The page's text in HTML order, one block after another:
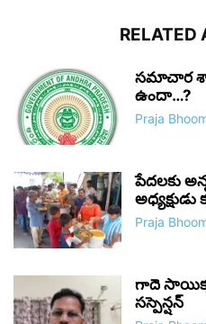
RELATED
సమాచార శాఖ
ఉందా…?
Praja
పేదలకు
Praja
గాదె
సస్పెన్షన్